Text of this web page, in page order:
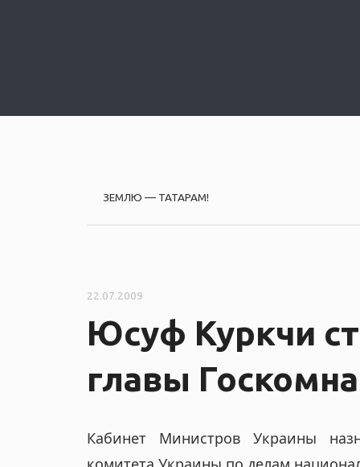
P
o
s
t
n
ЗЕМЛЮ — ТАТАРАМ!
22.07.2009
Юсуф Куркчи
главы
Кабинет Министров Украины